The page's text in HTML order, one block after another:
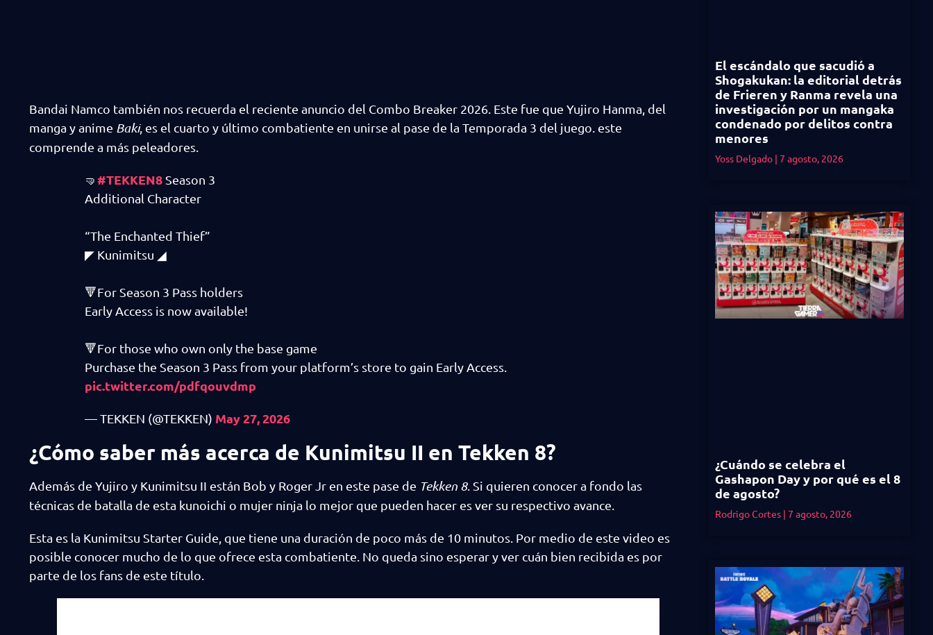
Bandai Namco también nos recuerda el reciente anuncio del Combo Breaker 2026. Este fue que Yujiro Hanma, del
manga y anime Baki, es el cuarto y último combatiente en unirse al pase de la Temporada 3 del juego. este
comprende a más peleadores.
🤜 #TEKKEN8 Season 3
Additional Character
“The Enchanted Thief”
◤ Kunimitsu ◢
🔻For Season 3 Pass holders
Early Access is now available!
🔻For those who own only the base game
Purchase the Season 3 Pass from your platform’s store to gain Early Access.
pic.twitter.com/pdfqouvdmp
— TEKKEN (@TEKKEN) May 27, 2026
¿Cómo saber más acerca de Kunimitsu II en Tekken 8?
Además de Yujiro y Kunimitsu II están Bob y Roger Jr en este pase de Tekken 8. Si quieren conocer a fondo las
técnicas de batalla de esta kunoichi o mujer ninja lo mejor que pueden hacer es ver su respectivo avance.
Esta es la Kunimitsu Starter Guide, que tiene una duración de poco más de 10 minutos. Por medio de este video es
posible conocer mucho de lo que ofrece esta combatiente. No queda sino esperar y ver cuán bien recibida es por
parte de los fans de este título.
El escándalo que sacudió a
Shogakukan: la editorial detrás
de Frieren y Ranma revela una
investigación por un mangaka
condenado por delitos contra
menores
Yoss Delgado 7 agosto, 2026
¿Cuándo se celebra el
Gashapon Day y por qué es el 8
de agosto?
Rodrigo Cortes 7 agosto, 2026